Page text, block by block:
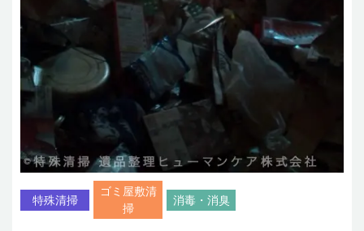
特殊清掃
ゴミ屋敷清
掃
消毒・消臭